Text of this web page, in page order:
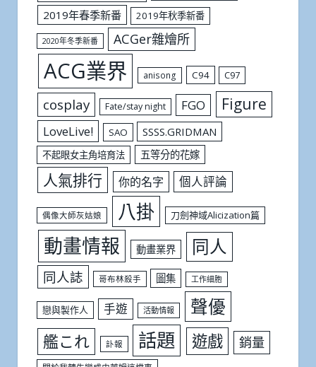
2019年春季新番
2019年秋季新番
2020年冬季新番 ACGer雜燴所
ACG業界 anisong C94 C97
cosplay Fate/stay night FGO Figure
LoveLive! SAO SSSS.GRIDMAN
不起眼女主角培育法 五等分的花嫁
人氣排行 你的名字 個人評論
偶像大師灰姑娘 八掛 刀劍神域Alicization篇
動畫情報 動畫業界 同人
同人誌 哥布林殺手 圖集 工作細胞
戀與製作人 手遊 活動情報 聲優
艦これ 訃報 話題 遊戲 銷量